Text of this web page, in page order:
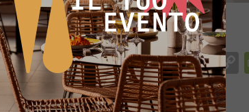
Facebook
Messenger
WhatsApp
Telegram
X